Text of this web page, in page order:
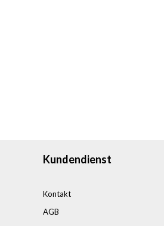
Kundendienst
Kontakt
AGB